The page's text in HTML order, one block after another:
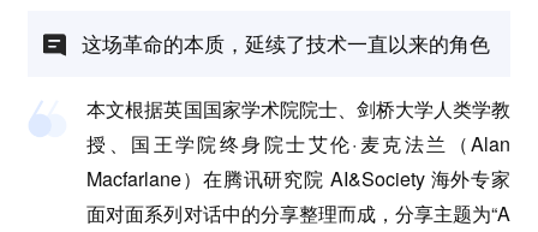
这场革命的本质，延续了技术一直以来的角色
本文根据英国国家学术院院士、剑桥大学人类学教
授、国王学院终身院士艾伦·麦克法兰（Alan
Macfarlane）在腾讯研究院 AI&Society 海外专家
面对面系列对话中的分享整理而成，分享主题为“A